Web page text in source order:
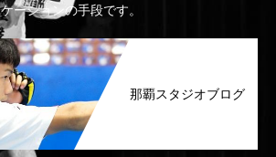
ケーションの手段です。
那覇スタジオブログ